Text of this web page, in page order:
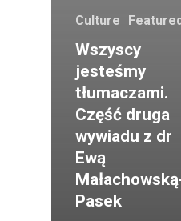
Culture
Wszyscy
jesteśmy
tłumaczami.
Część druga
wywiadu z dr
Ewą
Pasek